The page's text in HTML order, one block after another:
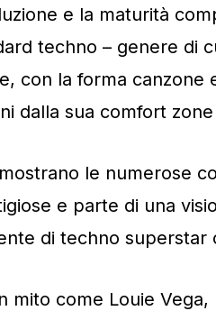
e la maturità
techno – genere di
con la forma canzone
dalla sua comfort
le numerose
e parte di una
di techno superstar
mito come Louie